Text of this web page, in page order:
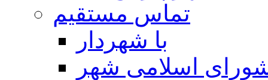
تماس مستقیم
با شهردار
اسلامی شهر